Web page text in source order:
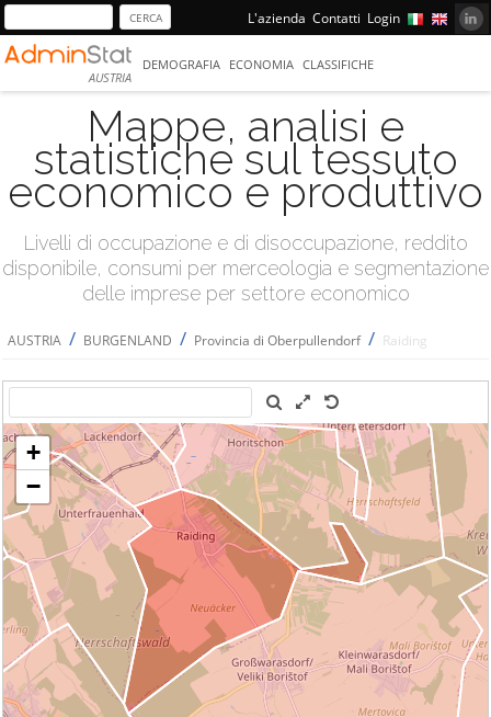
L'azienda Contatti Login
AUSTRIA
DEMOGRAFIA ECONOMIA CLASSIFICHE
Mappe, analisi e
statistiche sul tessuto
economico e produttivo
Livelli di occupazione e di disoccupazione, reddito
disponibile, consumi per merceologia e segmentazione
delle imprese per settore economico
AUSTRIA / BURGENLAND / Provincia di Oberpullendorf / Raiding